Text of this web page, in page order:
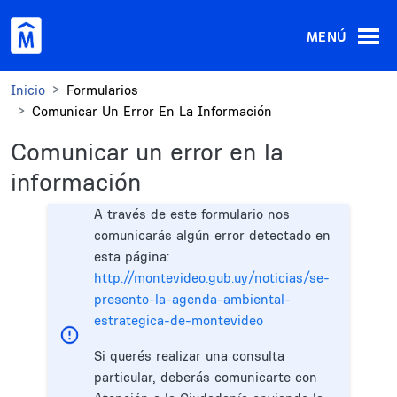
MENÚ
Inicio
Formularios
Comunicar Un Error En La Información
Comunicar un error en la
información
A través de este formulario nos
comunicarás algún error detectado en
esta página:
http://montevideo.gub.uy/noticias/se-
presento-la-agenda-ambiental-
estrategica-de-montevideo
Si querés realizar una consulta
particular, deberás comunicarte con